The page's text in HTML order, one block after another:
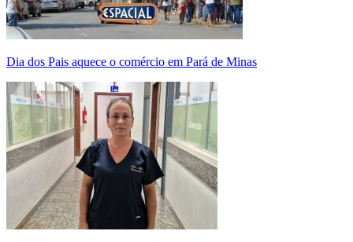
Dia dos Pais aquece o comércio em Pará de Minas